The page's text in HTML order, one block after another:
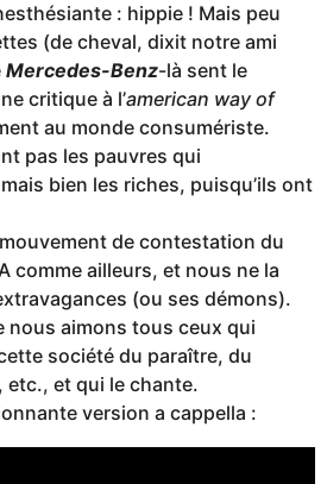
: hippie ! Mais peu
(de cheval, dixit notre ami
Mercedes-Benz-là sent le
critique à l’american way of
au monde consumériste.
pas les pauvres qui
bien les riches, puisqu’ils ont
de contestation du
comme ailleurs, et nous ne la
(ou ses démons).
nous aimons tous ceux qui
société du paraître, du
etc., et qui le chante.
version a cappella :